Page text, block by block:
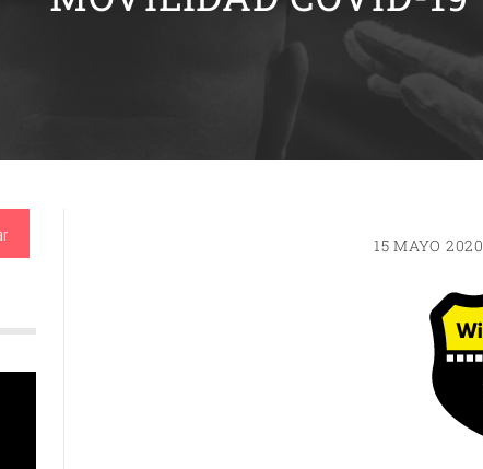
15 MAYO 2020